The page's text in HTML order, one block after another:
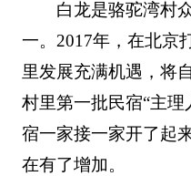
白龙是骆驼湾村
一。2017年，在北京
里发展充满机遇，将
村里第一批民宿“主
宿一家接一家开了起
在有了增加。